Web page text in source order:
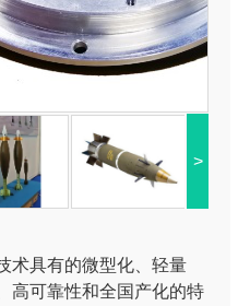
>
术具有的微型化、轻量
高可靠性和全国产化的特